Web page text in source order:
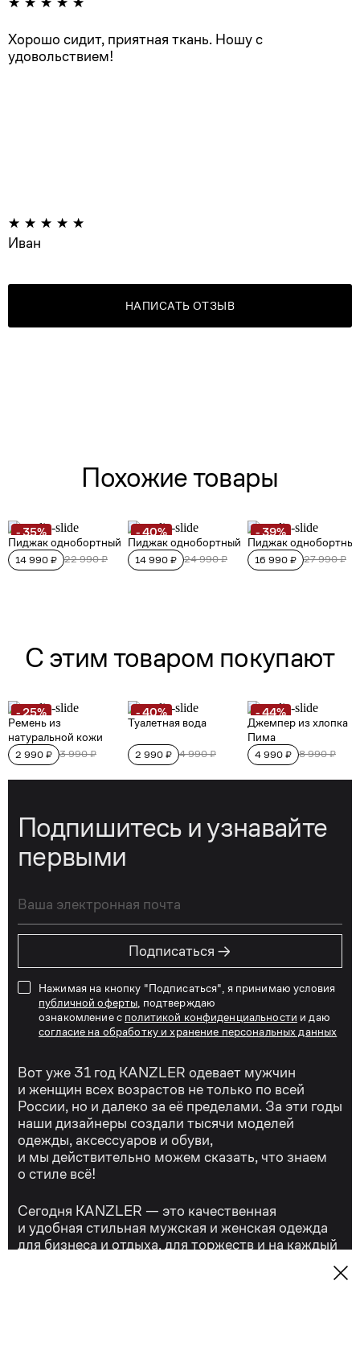
Хорошо сидит, приятная ткань. Ношу с
удовольствием!
Иван
НАПИСАТЬ ОТЗЫВ
Подпишитесь и узнавайте
первыми
Подписаться →
Нажимая на кнопку "Подписаться", я принимаю условия
публичной оферты , подтверждаю
ознакомление с политикой конфиденциальности и даю
согласие на обработку и хранение персональных данных
Вот уже 31 год KANZLER одевает мужчин
и женщин всех возрастов не только по всей
России, но и далеко за её пределами. За эти годы
наши дизайнеры создали тысячи моделей
одежды, аксессуаров и обуви,
и мы действительно можем сказать, что знаем
о стиле всё!
Сегодня KANZLER — это качественная
и удобная стильная мужская и женская одежда
для бизнеса и отдыха, для торжеств и на каждый